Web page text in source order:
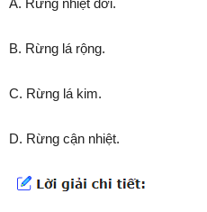
A. Rừng nhiệt đới.
B. Rừng lá rộng.
C. Rừng lá kim.
D. Rừng cận nhiệt.